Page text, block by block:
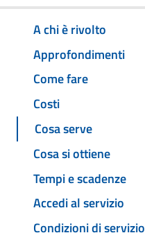
A chi è rivolto
Approfondimenti
Come fare
Costi
Cosa serve
Cosa si ottiene
Tempi e scadenze
Accedi al servizio
Condizioni di servizio